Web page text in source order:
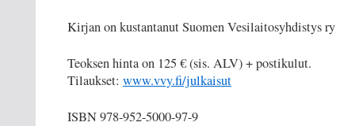
Kirjan on kustantanut Suomen Vesilaitosyhdistys ry
Teoksen hinta on 125 € (sis. ALV) + postikulut.
Tilaukset: www.vvy.fi/julkaisut
ISBN 978-952-5000-97-9